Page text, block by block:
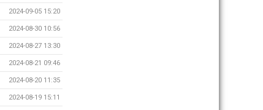
2024-09-05 15:20
2024-08-30 10:56
2024-08-27 13:30
2024-08-21 09:46
2024-08-20 11:35
2024-08-19 15:11